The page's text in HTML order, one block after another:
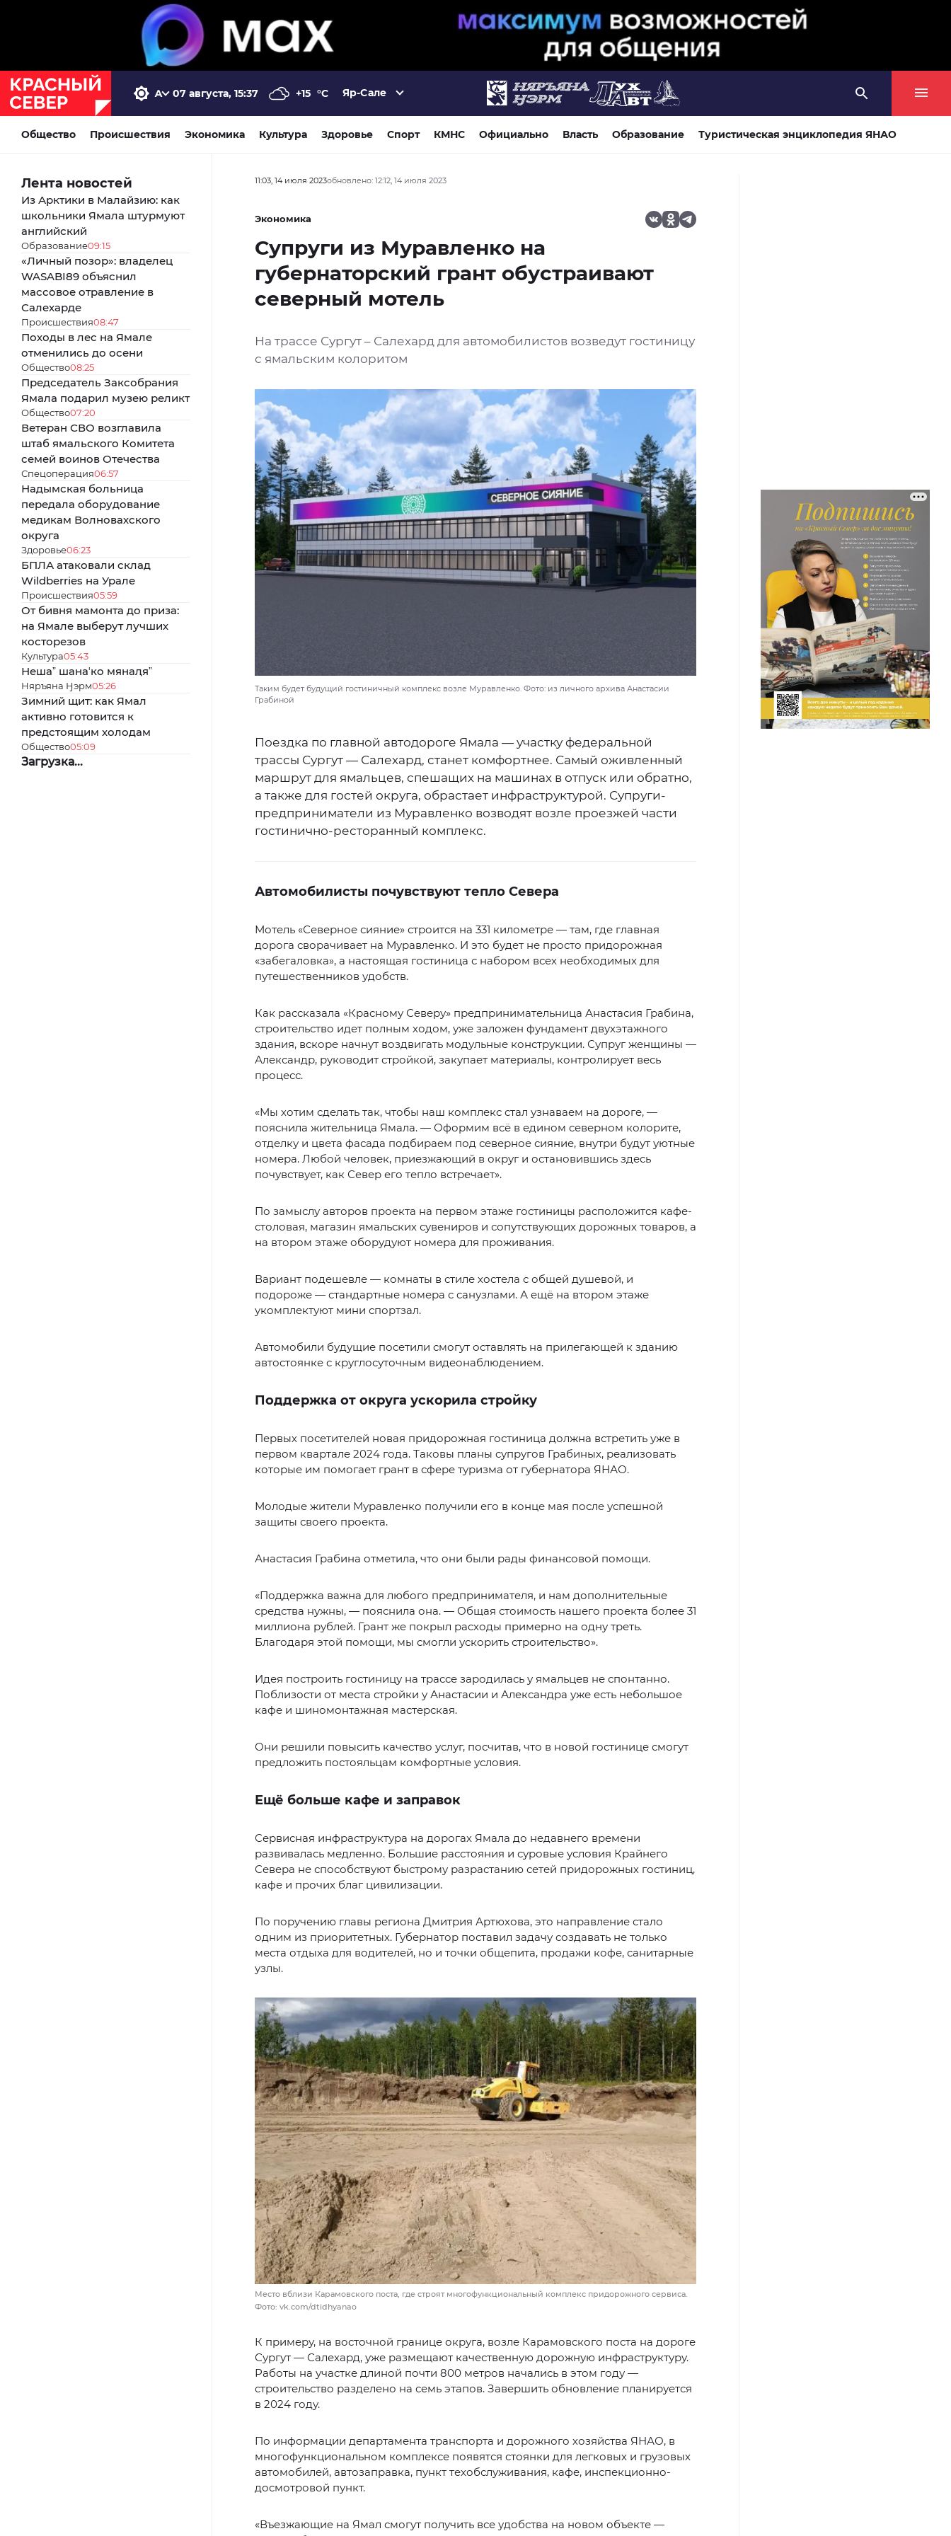
07 августа, 15:37 +15 °C Яр-Сале
Общество Происшествия Экономика Культура Здоровье Спорт КМНС Официально Власть Образование Туристическая энциклопедия ЯНАО
Лента новостей
Из Арктики в Малайзию: как
школьники Ямала штурмуют
английский
Образование09:15
«Личный позор»: владелец
WASABI89 объяснил
массовое отравление в
Салехарде
Происшествия08:47
Походы в лес на Ямале
отменились до осени
Общество08:25
Председатель Заксобрания
Ямала подарил музею реликт
Общество07:20
Ветеран СВО возглавила
штаб ямальского Комитета
семей воинов Отечества
Спецоперация06:57
Надымская больница
передала оборудование
медикам Волновахского
округа
Здоровье06:23
БПЛА атаковали склад
Wildberries на Урале
Происшествия05:59
От бивня мамонта до приза:
на Ямале выберут лучших
косторезов
Культура05:43
Нешаˮ шанаʼко мянаԯяˮ
Няръяна Ӈэрм05:26
Зимний щит: как Ямал
активно готовится к
предстоящим холодам
Общество05:09
Загрузка...
11:03, 14 июля 2023обновлено: 12:12, 14 июля 2023
Экономика
Супруги из Муравленко на
губернаторский грант обустраивают
северный мотель
На трассе Сургут – Салехард для автомобилистов возведут гостиницу
с ямальским колоритом
Таким будет будущий гостиничный комплекс возле Муравленко. Фото: из личного архива Анастасии
Грабиной
Поездка по главной автодороге Ямала — участку федеральной
трассы Сургут — Салехард, станет комфортнее. Самый оживленный
маршрут для ямальцев, спешащих на машинах в отпуск или обратно,
а также для гостей округа, обрастает инфраструктурой. Супруги-
предприниматели из Муравленко возводят возле проезжей части
гостинично-ресторанный комплекс.
Автомобилисты почувствуют тепло Севера
Мотель «Северное сияние» строится на 331 километре — там, где главная
дорога сворачивает на Муравленко. И это будет не просто придорожная
«забегаловка», а настоящая гостиница с набором всех необходимых для
путешественников удобств.
Как рассказала «Красному Северу» предпринимательница Анастасия Грабина,
строительство идет полным ходом, уже заложен фундамент двухэтажного
здания, вскоре начнут воздвигать модульные конструкции. Супруг женщины —
Александр, руководит стройкой, закупает материалы, контролирует весь
процесс.
«Мы хотим сделать так, чтобы наш комплекс стал узнаваем на дороге, —
пояснила жительница Ямала. — Оформим всё в едином северном колорите,
отделку и цвета фасада подбираем под северное сияние, внутри будут уютные
номера. Любой человек, приезжающий в округ и остановившись здесь
почувствует, как Север его тепло встречает».
По замыслу авторов проекта на первом этаже гостиницы расположится кафе-
столовая, магазин ямальских сувениров и сопутствующих дорожных товаров, а
на втором этаже оборудуют номера для проживания.
Вариант подешевле — комнаты в стиле хостела с общей душевой, и
подороже — стандартные номера с санузлами. А ещё на втором этаже
укомплектуют мини спортзал.
Автомобили будущие посетили смогут оставлять на прилегающей к зданию
автостоянке с круглосуточным видеонаблюдением.
Поддержка от округа ускорила стройку
Первых посетителей новая придорожная гостиница должна встретить уже в
первом квартале 2024 года. Таковы планы супругов Грабиных, реализовать
которые им помогает грант в сфере туризма от губернатора ЯНАО.
Молодые жители Муравленко получили его в конце мая после успешной
защиты своего проекта.
Анастасия Грабина отметила, что они были рады финансовой помощи.
«Поддержка важна для любого предпринимателя, и нам дополнительные
средства нужны, — пояснила она. — Общая стоимость нашего проекта более 31
миллиона рублей. Грант же покрыл расходы примерно на одну треть.
Благодаря этой помощи, мы смогли ускорить строительство».
Идея построить гостиницу на трассе зародилась у ямальцев не спонтанно.
Поблизости от места стройки у Анастасии и Александра уже есть небольшое
кафе и шиномонтажная мастерская.
Они решили повысить качество услуг, посчитав, что в новой гостинице смогут
предложить постояльцам комфортные условия.
Ещё больше кафе и заправок
Сервисная инфраструктура на дорогах Ямала до недавнего времени
развивалась медленно. Большие расстояния и суровые условия Крайнего
Севера не способствуют быстрому разрастанию сетей придорожных гостиниц,
кафе и прочих благ цивилизации.
По поручению главы региона Дмитрия Артюхова, это направление стало
одним из приоритетных. Губернатор поставил задачу создавать не только
места отдыха для водителей, но и точки общепита, продажи кофе, санитарные
узлы.
Место вблизи Карамовского поста, где строят многофункциональный комплекс придорожного сервиса.
Фото: vk.com/dtidhyanao
К примеру, на восточной границе округа, возле Карамовского поста на дороге
Сургут — Салехард, уже размещают качественную дорожную инфраструктуру.
Работы на участке длиной почти 800 метров начались в этом году —
строительство разделено на семь этапов. Завершить обновление планируется
в 2024 году.
По информации департамента транспорта и дорожного хозяйства ЯНАО, в
многофункциональном комплексе появятся стоянки для легковых и грузовых
автомобилей, автозаправка, пункт техобслуживания, кафе, инспекционно-
досмотровой пункт.
«Въезжающие на Ямал смогут получить все удобства на новом объекте —